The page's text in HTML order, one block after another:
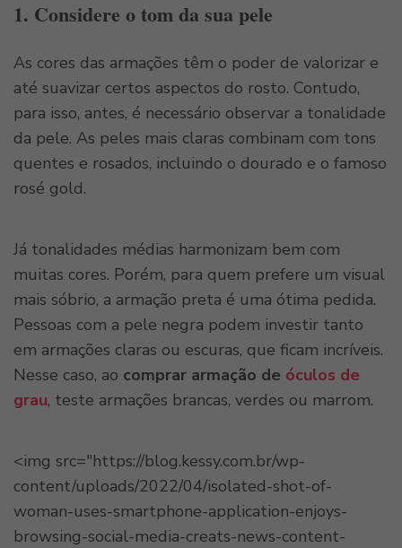
1. Considere o tom da sua pele
As cores das armações têm o poder de valorizar e
até suavizar certos aspectos do rosto. Contudo,
para isso, antes, é necessário observar a tonalidade
da pele. As peles mais claras combinam com tons
quentes e rosados, incluindo o dourado e o famoso
rosé gold.
Já tonalidades médias harmonizam bem com
muitas cores. Porém, para quem prefere um visual
mais sóbrio, a armação preta é uma ótima pedida.
Pessoas com a pele negra podem investir tanto
em armações claras ou escuras, que ficam incríveis.
Nesse caso, ao comprar armação de óculos de
grau, teste armações brancas, verdes ou marrom.
<img src="https://blog.kessy.com.br/wp-
content/uploads/2022/04/isolated-shot-of-
woman-uses-smartphone-application-enjoys-
browsing-social-media-creats-news-content-